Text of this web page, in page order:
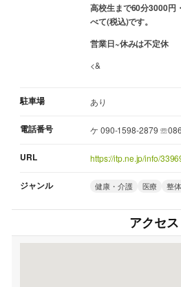
高校生まで60分3000円
べて(税込)です。
営業日~休みは不定休
<&
駐車場 あり
電話番号 ケ 090-1598-2879
URL https://itp.ne.jp/info/
ジャンル 健康・介護 医療 整
アクセス